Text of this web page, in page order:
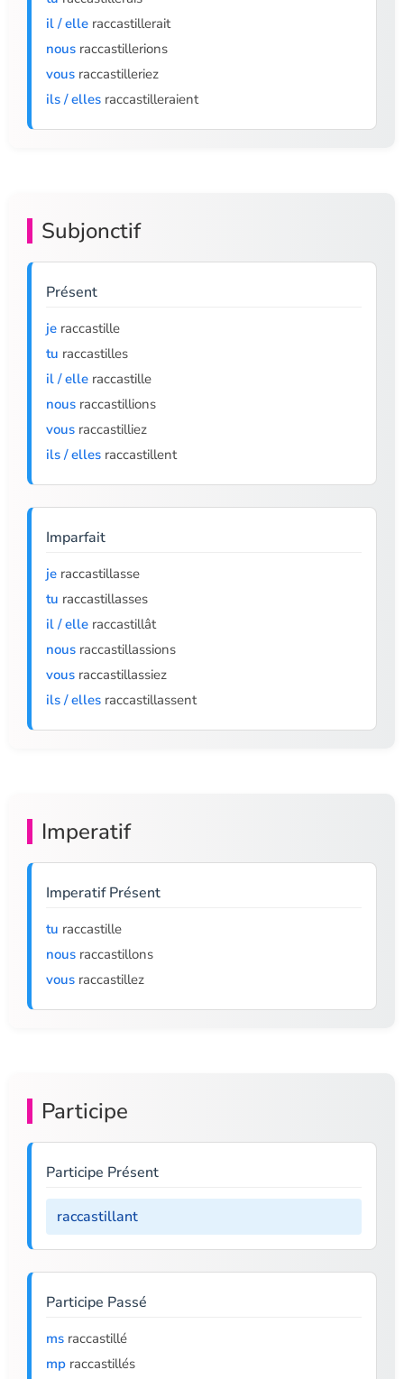
il / elle raccastillerait
nous raccastillerions
vous raccastilleriez
ils / elles raccastilleraient
Subjonctif
Présent
je raccastille
tu raccastilles
il / elle raccastille
nous raccastillions
vous raccastilliez
ils / elles raccastillent
Imparfait
je raccastillasse
tu raccastillasses
il / elle raccastillât
nous raccastillassions
vous raccastillassiez
ils / elles raccastillassent
Imperatif
Imperatif Présent
tu raccastille
nous raccastillons
vous raccastillez
Participe
Participe Présent
raccastillant
Participe Passé
ms raccastillé
mp raccastillés